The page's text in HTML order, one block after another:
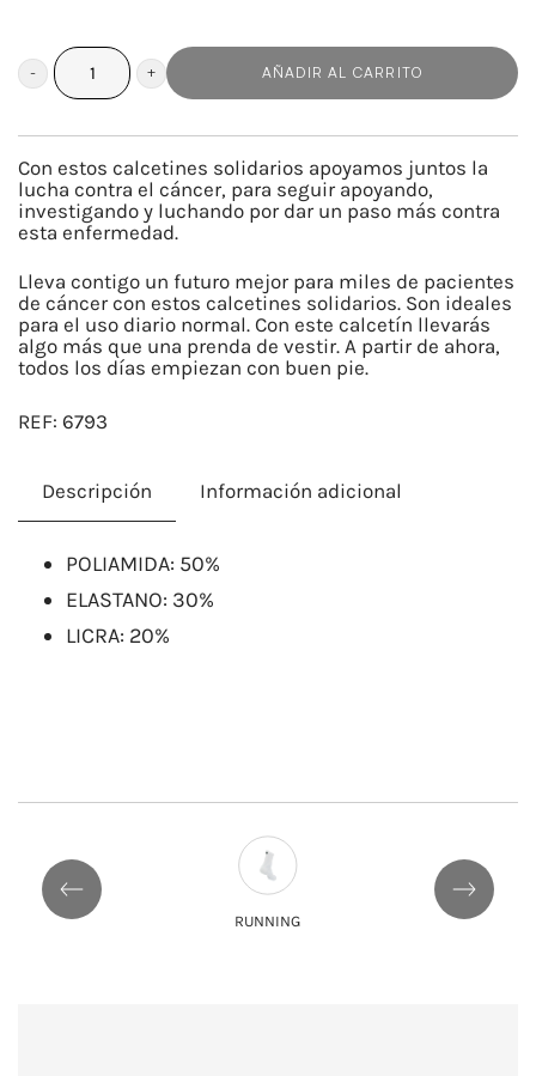
CALCETÍN
cantidad
AÑADIR AL CARRITO
Con estos calcetines solidarios apoyamos juntos la
lucha contra el cáncer, para seguir apoyando,
investigando y luchando por dar un paso más contra
esta enfermedad.
Lleva contigo un futuro mejor para miles de pacientes
de cáncer con estos calcetines solidarios. Son ideales
para el uso diario normal. Con este calcetín llevarás
algo más que una prenda de vestir. A partir de ahora,
todos los días empiezan con buen pie.
REF: 6793
Descripción Información adicional
POLIAMIDA: 50%
ELASTANO: 30%
LICRA: 20%
RUNNING